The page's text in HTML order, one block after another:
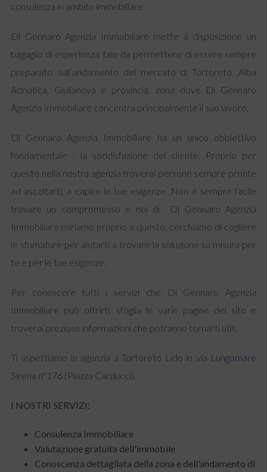
consulenza in ambito immobiliare.
Di Gennaro Agenzia Immobiliare mette a disposizione un
bagaglio di esperienza tale da permettere di essere sempre
preparato sull’andamento del mercato di Tortoreto ,Alba
Adriatica, Giulianova e provincia, zona dove Di Gennaro
Agenzia Immobiliare concentra principalmente il suo lavoro,
Di Gennaro Agenzia Immobiliare ha un unico obbiettivo
fondamentale : la soddisfazione del cliente. Proprio per
questo nella nostra agenzia troverai persone sempre pronte
ad ascoltarti, a capire le tue esigenze .Non è sempre facile
trovare un compromesso e noi di Di Gennaro Agenzia
Immobiliare miriamo proprio a questo, cerchiamo di cogliere
le sfumature per aiutarti a trovare la soluzione su misura per
te e per le tue esigenze.
Per conoscere tutti i servizi che Di Gennaro Agenzia
Immobiliare può offrirti, sfoglia le varie pagine del sito e
troverai preziose informazioni che potranno tornarti utili.
Ti aspettiamo in agenzia aTortoreto Lido in via Lungomare
Sirena n°176 (Piazza Carducci)
I NOSTRI SERVIZI:
Consulenza Immobiliare
Valutazione gratuita dell'immobile
Conoscenza dettagliata della zona e dell'andamento di